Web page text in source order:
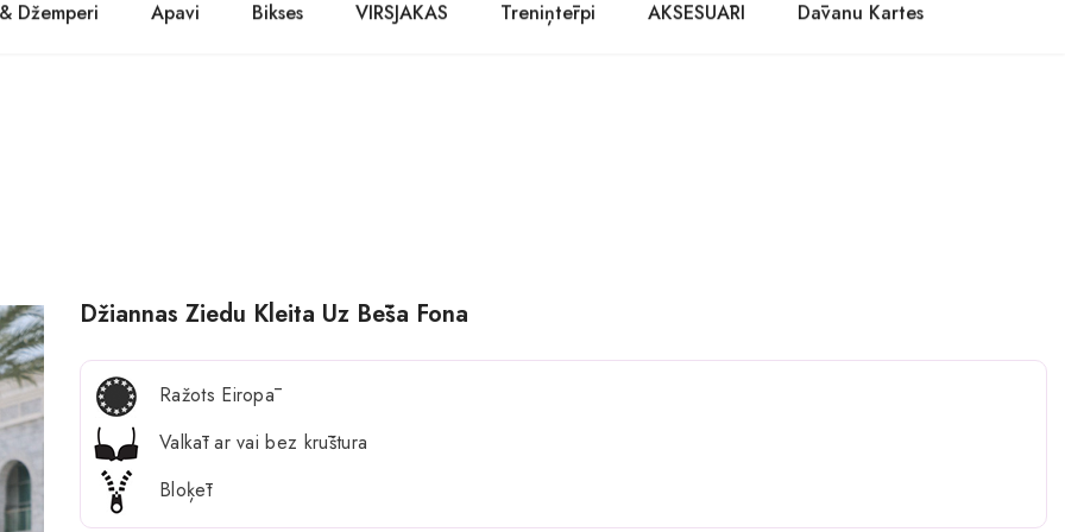
PASŪTĪT TŪLĪT! Prece tiks piegādāta 1-3 dienu laikā.
Džemperi Apavi Bikses VIRSJAKAS Treniņtērpi AKSESUĀRI Dāvanu Kartes
Džiannas Ziedu Kleita Uz Bēša Fona
Ražots Eiropā
Valkāt ar vai bez krūštura
Bloķēt